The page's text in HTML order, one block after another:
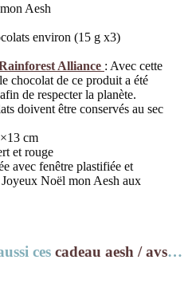
Aesh
environ (15 g x3)
Alliance : Avec cette
chocolat de ce produit a été
de respecter la planète.
doivent être conservés au sec
cm
et rouge
avec fenêtre plastifiée et
Noël mon Aesh aux
ces cadeau aesh / avs…